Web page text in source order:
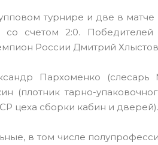
турнире и две в
счетом 2:0. Победителей
России Дмитрий
Пархоменко
(плотник тарно-
цеха сборки кабин и дверей).
в том числе